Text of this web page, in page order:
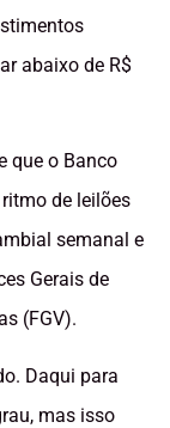
abaixo de R$
que o Banco
de leilões
semanal e
Gerais de
(FGV).
Daqui para
mas isso